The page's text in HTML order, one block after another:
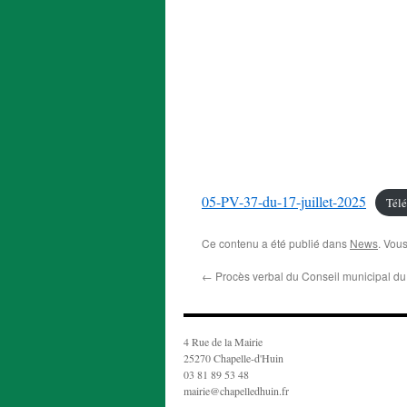
05-PV-37-du-17-juillet-2025
Ce contenu a été publié dans News.
← Procès verbal du Conseil municipal
4 Rue de la Mairie
25270 Chapelle-d'Huin
03 81 89 53 48
mairie@chapelledhuin.fr